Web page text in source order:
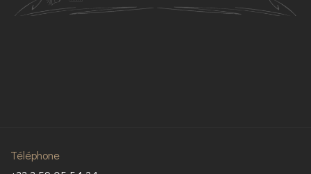
Téléphone